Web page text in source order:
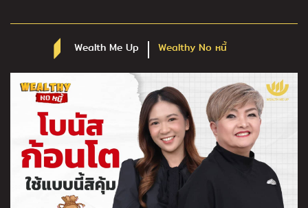
Wealth Me Up Wealthy No หนี้